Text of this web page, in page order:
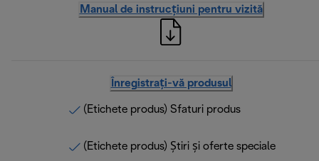
Manual de instrucțiuni pentru vizită
Înregistrați-vă produsul
(Etichete produs) Sfaturi produs
(Etichete produs) Știri și oferte speciale